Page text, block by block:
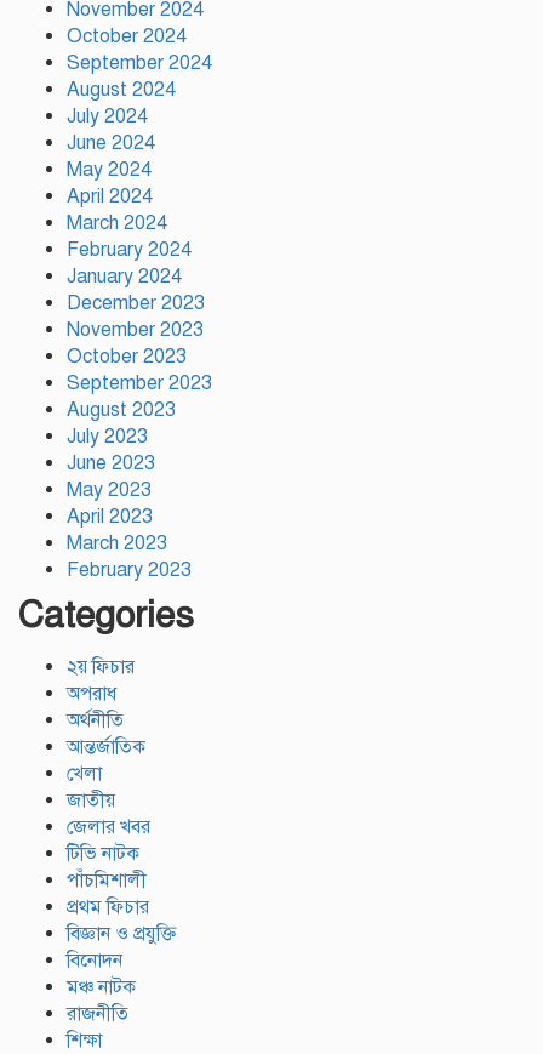
আজ ঢাকায় দুই উন্মুক্ত কনসার্ট, কোন
মঞ্চে থাকছেন কোন শিল্পী
November 2024
October 2024
September 2024
August 2024
July 2024
June 2024
May 2024
April 2024
March 2024
February 2024
January 2024
December 2023
November 2023
October 2023
September 2023
August 2023
July 2023
June 2023
May 2023
April 2023
March 2023
February 2023
Categories
২য় ফিচার
অপরাধ
অর্থনীতি
আন্তর্জাতিক
খেলা
জাতীয়
জেলার খবর
টিভি নাটক
পাঁচমিশালী
প্রথম ফিচার
বিজ্ঞান ও প্রযুক্তি
বিনোদন
মঞ্চ নাটক
রাজনীতি
শিক্ষা